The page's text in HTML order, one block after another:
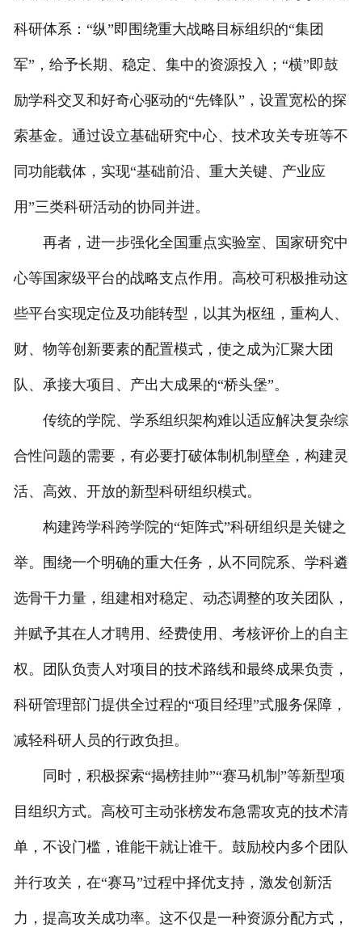
科研体系：“纵”即围绕重大战略目标组织的“集团
军”，给予长期、稳定、集中的资源投入；“横”即鼓
励学科交叉和好奇心驱动的“先锋队”，设置宽松的探
索基金。通过设立基础研究中心、技术攻关专班等不
同功能载体，实现“基础前沿、重大关键、产业应
用”三类科研活动的协同并进。
再者，进一步强化全国重点实验室、国家研究中
心等国家级平台的战略支点作用。高校可积极推动这
些平台实现定位及功能转型，以其为枢纽，重构人、
财、物等创新要素的配置模式，使之成为汇聚大团
队、承接大项目、产出大成果的“桥头堡”。
传统的学院、学系组织架构难以适应解决复杂综
合性问题的需要，有必要打破体制机制壁垒，构建灵
活、高效、开放的新型科研组织模式。
构建跨学科跨学院的“矩阵式”科研组织是关键之
举。围绕一个明确的重大任务，从不同院系、学科遴
选骨干力量，组建相对稳定、动态调整的攻关团队，
并赋予其在人才聘用、经费使用、考核评价上的自主
权。团队负责人对项目的技术路线和最终成果负责，
科研管理部门提供全过程的“项目经理”式服务保障，
减轻科研人员的行政负担。
同时，积极探索“揭榜挂帅”“赛马机制”等新型项
目组织方式。高校可主动张榜发布急需攻克的技术清
单，不设门槛，谁能干就让谁干。鼓励校内多个团队
并行攻关，在“赛马”过程中择优支持，激发创新活
力，提高攻关成功率。这不仅是一种资源分配方式，